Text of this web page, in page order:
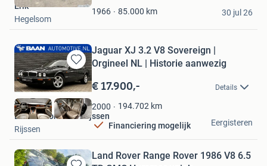
Favorieten1966 85.000 km
Erik
Hegelsom
30 jul 26
Bewaren
in
Mijn
Favorieten
Jaguar XJ 3.2 V8 Sovereign |
Orgineel NL | Historie aanwezig
€ 17.900,- Details
2000 194.702 km
Financiering mogelijk
Baan Automotive Rijssen
Rijssen
Eergisteren
Land Rover Range Rover 1986 V8 6.5